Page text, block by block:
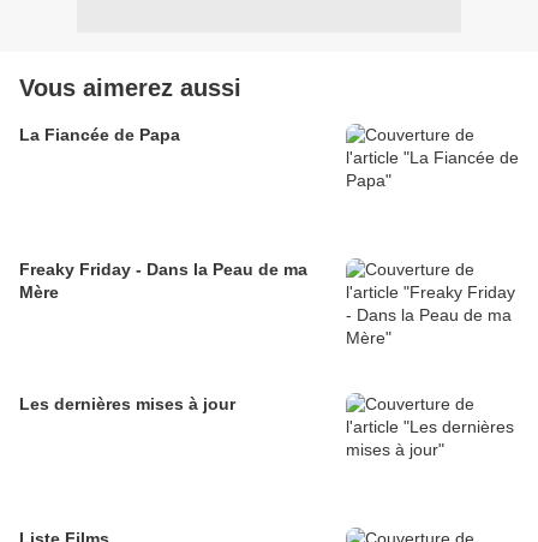
Vous aimerez aussi
La Fiancée de Papa
Freaky Friday - Dans la Peau de ma
Mère
Les dernières mises à jour